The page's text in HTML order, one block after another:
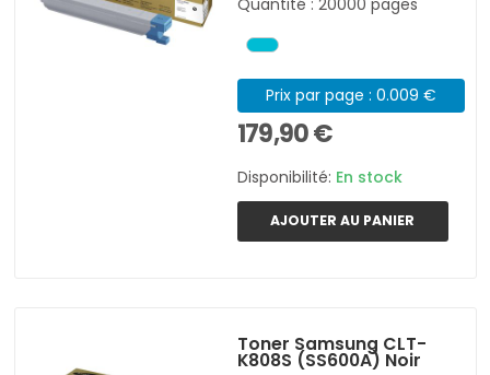
Quantité : 20000 pages
Prix par page : 0.009 €
179,90 €
Disponibilité: En stock
AJOUTER AU PANIER
Toner Samsung CLT-
K808S (SS600A) Noir